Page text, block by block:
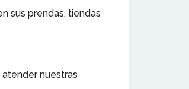
sus prendas, tiendas
nuestras